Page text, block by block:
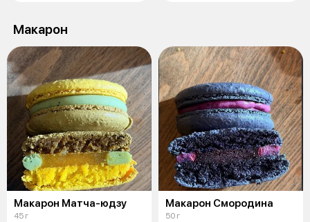
Макарон
Макарон Матча-юдзу
45 г
Макарон Смородина
50 г